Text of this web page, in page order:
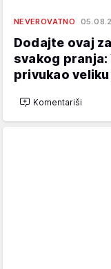
NEVEROVATNO
Dodajte ovaj
svakog
privukao
Komentariši